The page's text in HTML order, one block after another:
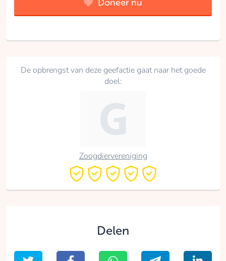
Doneer nu
De opbrengst van deze geefactie gaat naar het goede
doel:
Zoogdiervereniging
Delen